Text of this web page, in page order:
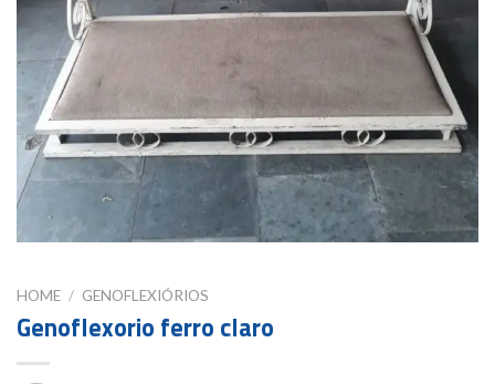
HOME / GENOFLEXIÓRIOS
Genoflexorio ferro claro